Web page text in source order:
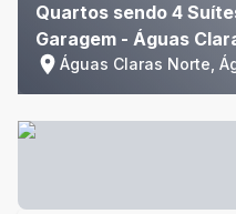
Quartos sendo 4
Garagem - Águas
Águas Claras Norte,